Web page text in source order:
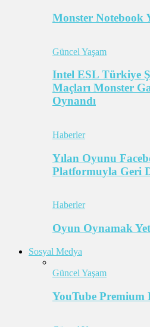
Monster Notebook
Güncel Yaşam
Intel ESL Türkiye
Maçları Monster
Oynandı
Haberler
Yılan Oyunu
Platformuyla Geri
Haberler
Oyun Oynamak
Sosyal Medya
Güncel Yaşam
YouTube Premium